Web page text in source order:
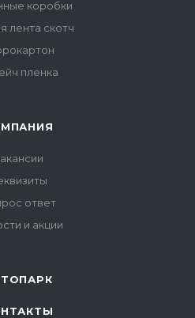
коробки
лента скотч
пленка
ответ
и акции